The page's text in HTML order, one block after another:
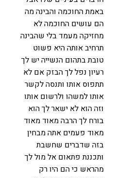
באמת החוכמה והבינה מה
הם עושים החוכמה לא
מחזיקה מעמד בלי שהבינה
תרחיב אותה היא פשוט
טובת בתהום הנשייה יש לך
רעיון נפל לך הבזק אם לא
תתפוס אותו ותנסה לקשר
אותו למשהו ולרשום אותו
וזה הוא לא ישאר לך הוא
בורח לך הרבה מאוד מאוד
מאוד פעמים אתה מבחין
בזה שדברים שחשבת
ותכננת פתאום אל מול לך
מהראש כי הם היו רק